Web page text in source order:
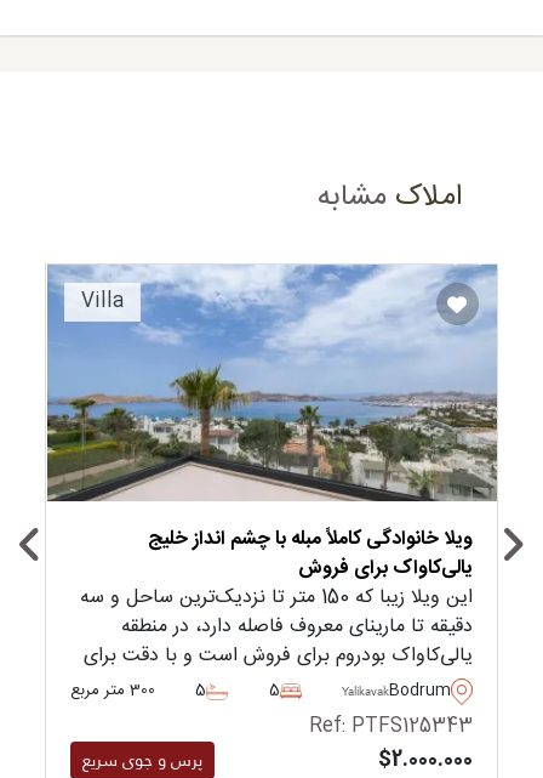
املاک مشابه
Villa
Recommended
ویلا خانوادگی کاملاً مبله با چشم انداز خلیج
یالی‌کاواک برای فروش
این ویلا زیبا که 150 متر تا نزدیک‌ترین ساحل و سه
دقیقه تا مارینای معروف فاصله دارد، در منطقه
یالی‌کاواک بودروم برای فروش است و با دقت برای
سکونت خانواده آماده شده است.
Bodrum
Yalikavak
5
5 300 متر مربع
Ref: PTFS125343
$2.000.000 پرس و جوی سریع